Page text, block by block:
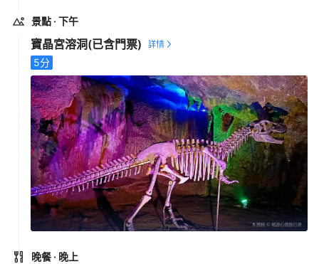
景點 · 下午
寶晶宮溶洞(已含門票)
5分
晚餐 · 晚上